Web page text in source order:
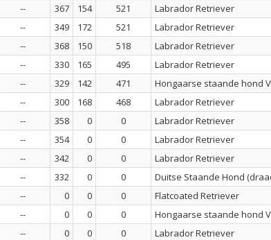
-- 367 154 521 Labrador Retriever
-- 349 172 521 Labrador Retriever
-- 368 150 518 Labrador Retriever
-- 330 165 495 Labrador Retriever
-- 329 142 471 Hongaarse staande hond
-- 300 168 468 Labrador Retriever
-- 358 0 0 Labrador Retriever
-- 354 0 0 Labrador Retriever
-- 342 0 0 Labrador Retriever
-- 332 0 0 Duitse Staande Hond
-- 0 0 0 Flatcoated Retriever
-- 0 0 0 Hongaarse staande hond
-- 0 0 0 Labrador Retriever